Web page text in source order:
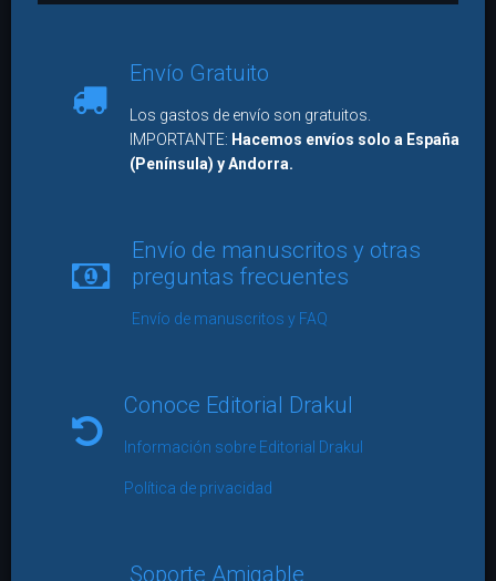
Envío Gratuito
Los gastos de envío son gratuitos.
IMPORTANTE: Hacemos envíos solo a España
(Península) y Andorra.
Envío de manuscritos y otras
preguntas frecuentes
Envío de manuscritos y FAQ
Conoce Editorial Drakul
Información sobre Editorial Drakul
Política de privacidad
Soporte Amigable